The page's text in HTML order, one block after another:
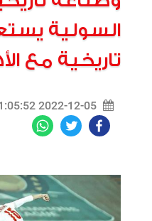
السولية
تاريخية مع
2022-12-05 01:05:52
Facebook
Twitter